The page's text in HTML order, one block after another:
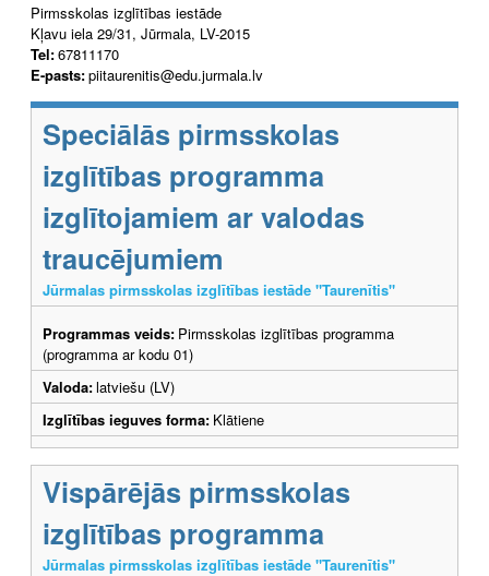
Pirmsskolas izglītības iestāde
Kļavu iela 29/31, Jūrmala, LV-2015
Tel:67811170
E-pasts:piitaurenitis@edu.jurmala.lv
Speciālās pirmsskolas
izglītības programma
izglītojamiem ar valodas
traucējumiem
Jūrmalas pirmsskolas izglītības iestāde "Taurenītis"
Programmas veids: Pirmsskolas izglītības programma
(programma ar kodu 01)
Valoda:latviešu (LV)
Izglītības ieguves forma: Klātiene
Vispārējās pirmsskolas
izglītības programma
Jūrmalas pirmsskolas izglītības iestāde "Taurenītis"